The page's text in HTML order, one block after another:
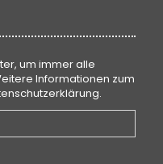
um immer alle
Informationen zum
.